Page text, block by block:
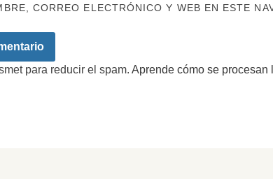
CORREO ELECTRÓNICO Y WEB EN ESTE
para reducir el spam. Aprende cómo se procesan